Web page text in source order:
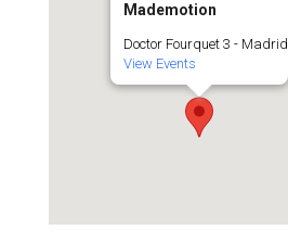
Mademotion
Doctor Fourquet 3 - Madrid
View Events